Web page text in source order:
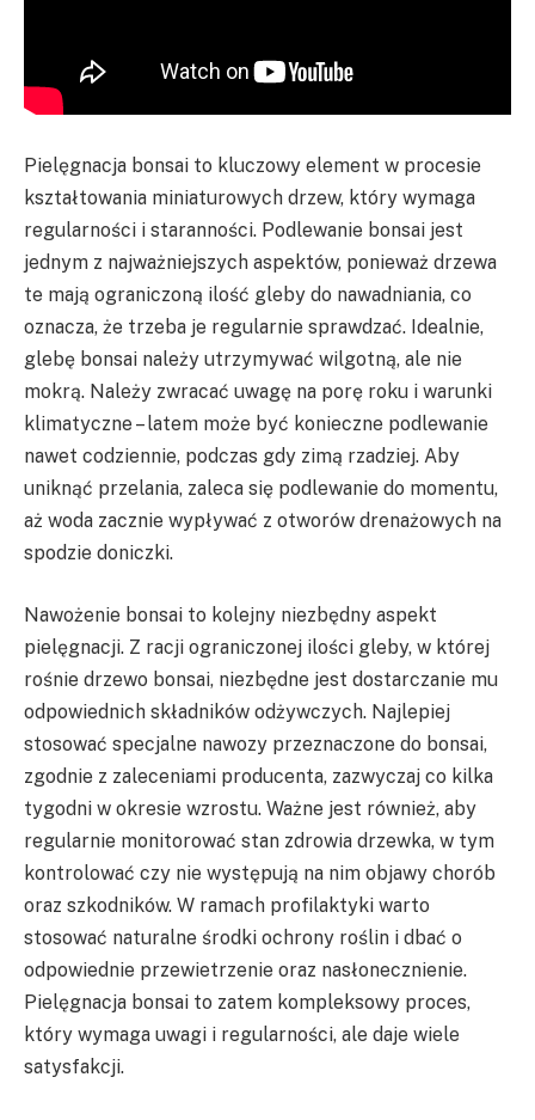
Pielęgnacja bonsai to kluczowy element w procesie
kształtowania miniaturowych drzew, który wymaga
regularności i staranności. Podlewanie bonsai jest
jednym z najważniejszych aspektów, ponieważ drzewa
te mają ograniczoną ilość gleby do nawadniania, co
oznacza, że trzeba je regularnie sprawdzać. Idealnie,
glebę bonsai należy utrzymywać wilgotną, ale nie
mokrą. Należy zwracać uwagę na porę roku i warunki
klimatyczne – latem może być konieczne podlewanie
nawet codziennie, podczas gdy zimą rzadziej. Aby
uniknąć przelania, zaleca się podlewanie do momentu,
aż woda zacznie wypływać z otworów drenażowych na
spodzie doniczki.
Nawożenie bonsai to kolejny niezbędny aspekt
pielęgnacji. Z racji ograniczonej ilości gleby, w której
rośnie drzewo bonsai, niezbędne jest dostarczanie mu
odpowiednich składników odżywczych. Najlepiej
stosować specjalne nawozy przeznaczone do bonsai,
zgodnie z zaleceniami producenta, zazwyczaj co kilka
tygodni w okresie wzrostu. Ważne jest również, aby
regularnie monitorować stan zdrowia drzewka, w tym
kontrolować czy nie występują na nim objawy chorób
oraz szkodników. W ramach profilaktyki warto
stosować naturalne środki ochrony roślin i dbać o
odpowiednie przewietrzenie oraz nasłonecznienie.
Pielęgnacja bonsai to zatem kompleksowy proces,
który wymaga uwagi i regularności, ale daje wiele
satysfakcji.